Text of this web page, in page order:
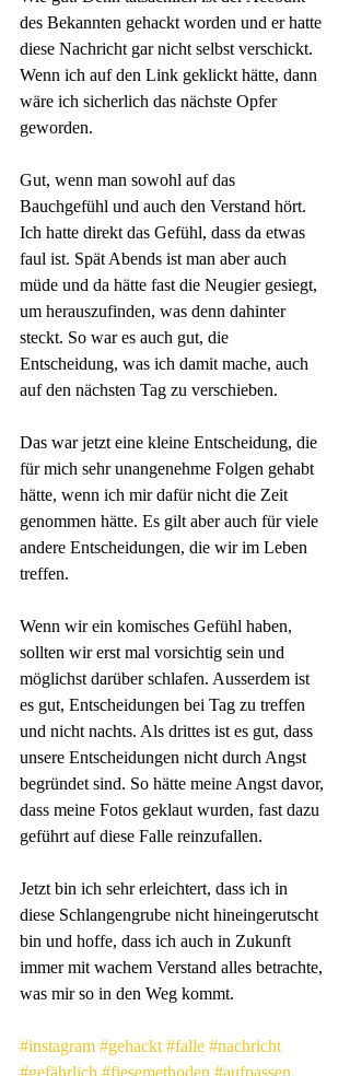
des Bekannten gehackt worden und er hatte
diese Nachricht gar nicht selbst verschickt.
Wenn ich auf den Link geklickt hätte, dann
wäre ich sicherlich das nächste Opfer
geworden.
Gut, wenn man sowohl auf das
Bauchgefühl und auch den Verstand hört.
Ich hatte direkt das Gefühl, dass da etwas
faul ist. Spät Abends ist man aber auch
müde und da hätte fast die Neugier gesiegt,
um herauszufinden, was denn dahinter
steckt. So war es auch gut, die
Entscheidung, was ich damit mache, auch
auf den nächsten Tag zu verschieben.
Das war jetzt eine kleine Entscheidung, die
für mich sehr unangenehme Folgen gehabt
hätte, wenn ich mir dafür nicht die Zeit
genommen hätte. Es gilt aber auch für viele
andere Entscheidungen, die wir im Leben
treffen.
Wenn wir ein komisches Gefühl haben,
sollten wir erst mal vorsichtig sein und
möglichst darüber schlafen. Ausserdem ist
es gut, Entscheidungen bei Tag zu treffen
und nicht nachts. Als drittes ist es gut, dass
unsere Entscheidungen nicht durch Angst
begründet sind. So hätte meine Angst davor,
dass meine Fotos geklaut wurden, fast dazu
geführt auf diese Falle reinzufallen.
Jetzt bin ich sehr erleichtert, dass ich in
diese Schlangengrube nicht hineingerutscht
bin und hoffe, dass ich auch in Zukunft
immer mit wachem Verstand alles betrachte,
was mir so in den Weg kommt.
#instagram #gehackt #falle #nachricht